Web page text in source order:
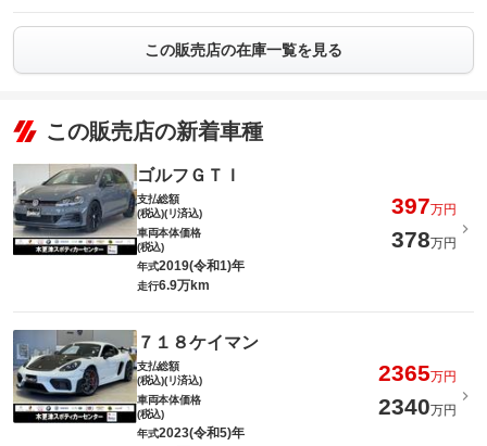
この販売店の在庫一覧を見る
この販売店の新着車種
ゴルフＧＴＩ
支払総額
(税込)(リ済込)
397万円
車両本体価格
(税込)
378万円
年式2019(令和1)年
走行6.9万km
７１８ケイマン
支払総額
(税込)(リ済込)
2365万円
車両本体価格
(税込)
2340万円
年式2023(令和5)年